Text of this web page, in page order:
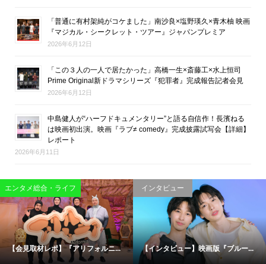
「普通に有村架純がコケました」南沙良×塩野瑛久×青木柚 映画
『マジカル・シークレット・ツアー』ジャパンプレミア
2026年6月12日
「この３人の一人で居たかった」高橋一生×斎藤工×水上恒司
Prime Original新ドラマシリーズ『犯罪者』完成報告記者会見
2026年6月12日
中島健人が“ハーフドキュメンタリー”と語る自信作！長濱ねる
は映画初出演。映画『ラブ≠ comedy』完成披露試写会【詳細】
レポート
2026年6月11日
映画
松村北斗＆今田美桜が“禁断のバデ...
エンタメ総合・ライフ
伝説の刑事たちが50年ぶりに集結...